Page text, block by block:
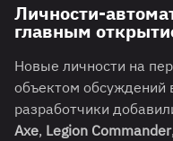
Личности-
главным
Новые личности на
объектом обсуждений
разработчики
Axe, Legion Commander,